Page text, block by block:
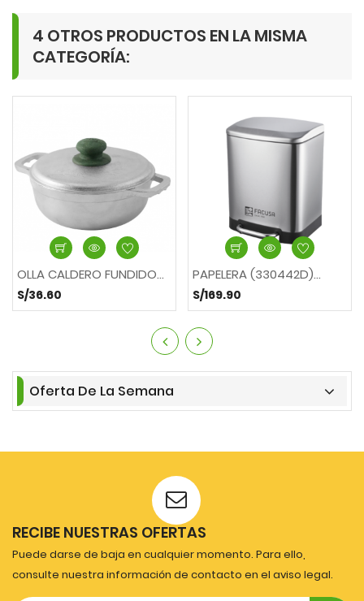
4 OTROS PRODUCTOS EN LA MISMA
CATEGORÍA:
OLLA CALDERO FUNDIDO...
S/36.60
PAPELERA (330442D)...
S/169.90
Oferta De La Semana
RECIBE NUESTRAS OFERTAS
Puede darse de baja en cualquier momento. Para ello,
consulte nuestra información de contacto en el aviso legal.